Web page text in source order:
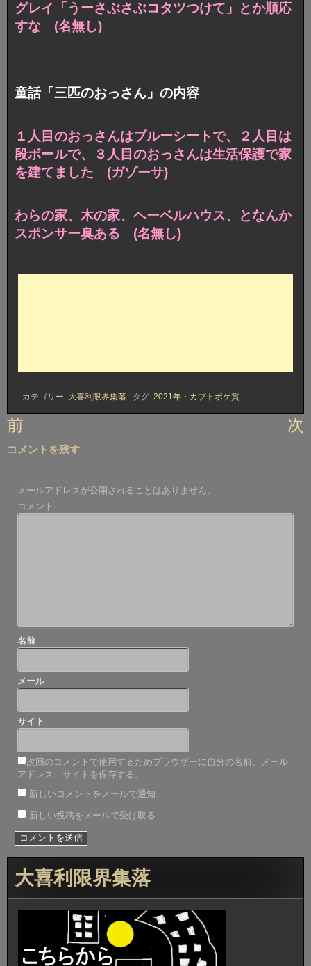
グレイ「うーさぶさぶコタツつけて」とか順応
すな (名無し)
童話「三匹のおっさん」の内容
１人目のおっさんはブルーシートで、２人目は
段ボールで、３人目のおっさんは生活保護で家
を建てました (ガゾーサ)
わらの家、木の家、ヘーベルハウス、となんか
スポンサー臭ある (名無し)
カテゴリー: 大喜利限界集落 タグ: 2021年 ・ カブトボケ賞
投
ナ
ゲ
ー
前 次
コメントを残す
メールアドレスが公開されることはありません。
コメント
名前
メール
サイト
次回のコメントで使用するためブラウザーに自分の名前、メール
アドレス、サイトを保存する。
新しいコメントをメールで通知
新しい投稿をメールで受け取る
大喜利限界集落